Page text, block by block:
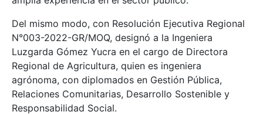
Del mismo modo, con Resolución Ejecutiva Regional
N°003-2022-GR/MOQ, designó a la Ingeniera
Luzgarda Gómez Yucra en el cargo de Directora
Regional de Agricultura, quien es ingeniera
agrónoma, con diplomados en Gestión Pública,
Relaciones Comunitarias, Desarrollo Sostenible y
Responsabilidad Social.